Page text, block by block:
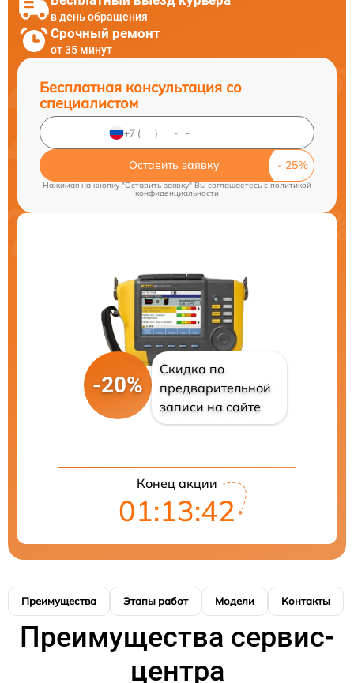
в день обращения
Срочный ремонт
от 35 минут
Бесплатная консультация со
специалистом
Оставить заявку
Нажимая на кнопку "Оставить заявку" Вы соглашаетесь cполитикой
конфиденциальности
-20%
Скидка по
предварительной
записи на сайте
Конец акции
01:13:41
Преимущества Этапы работ Модели Контакты
Преимущества сервис-
центра